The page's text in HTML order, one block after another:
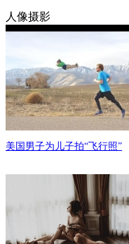
人像摄影
美国男子为儿子拍“飞行照”